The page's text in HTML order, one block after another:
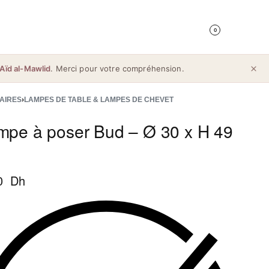
0
al-Mawlid. Merci pour votre compréhension.
›LAMPES DE TABLE & LAMPES DE CHEVET
à poser Bud – Ø 30 x H 49
Dh